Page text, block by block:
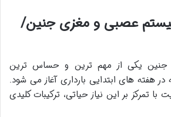
عصبی و مغزی جنین/
یکی از مهم ترین و حساس ترین
هفته های ابتدایی بارداری آغاز می شود.
با تمرکز بر این نیاز حیاتی، ترکیبات کلیدی